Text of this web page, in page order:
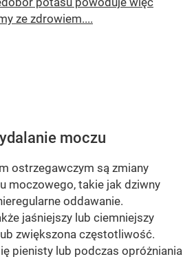
ze zdrowiem....
moczu
ostrzegawczym są zmiany
moczowego, takie jak dziwny
oddawanie.
jaśniejszy lub ciemniejszy
zwiększona częstotliwość.
pienisty lub podczas opróżniania